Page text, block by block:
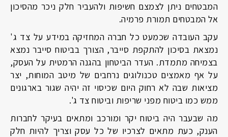
המבטחים ניתן לצמצם חשיפות ולהעביר חלק ניכר מהסיכון
אל המבטחים תמורת פרמיה.
עקב העובדה שכמעט כל חברה המחזיקה במידע על צד ג'
נמצאת בסיכון להתקפת סייבר, הצורך בביטוח סייבר נמצא
בצמיחה מתמדת. העדר הביטחון בהגנה הרמטית על העסק,
על אף מאמצים טכנולוגים נרחבים של מיטב המוחות, יצר
מציאות שבה לא רחוק היום שכיסוי זה יהיה שגור בארגונים
ממש כמו ביטוח מפני שריפות וביטוח צד ג'.
מה שבעבר היה ביטוח יקר ומורכב ומתאים בעיקר לחברות
הענק, כעת מתאים לצרכיו של כל עסק וצריך להיות חלק